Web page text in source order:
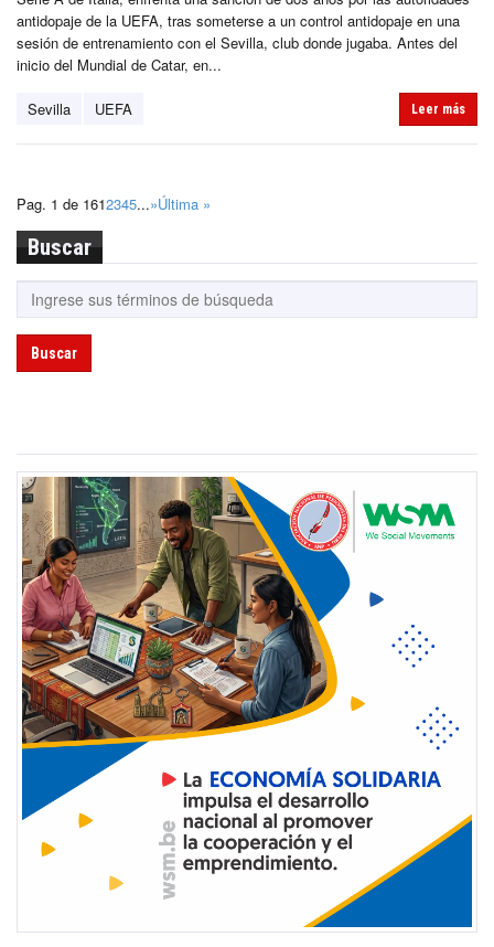
antidopaje de la UEFA, tras someterse a un control antidopaje en una
sesión de entrenamiento con el Sevilla, club donde jugaba. Antes del
inicio del Mundial de Catar, en...
Sevilla UEFA Leer más
Pag. 1 de 1612345...»Última »
Buscar
Buscar